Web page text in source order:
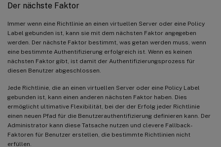
Der nächste Faktor
Immer wenn eine Richtlinie an einen virtuellen Server oder eine Policy
Label gebunden ist, kann sie mit dem nächsten Faktor angegeben
werden. Der nächste Faktor bestimmt, was getan werden muss, wenn
eine bestimmte Authentifizierung erfolgreich ist. Wenn es keinen
nächsten Faktor gibt, ist damit der Authentifizierungsprozess für
diesen Benutzer abgeschlossen.
Jede Richtlinie, die an einen virtuellen Server oder eine Policy Label
gebunden ist, kann einen anderen nächsten Faktor haben. Dies
ermöglicht ultimative Flexibilität, bei der der Erfolg jeder Richtlinie
einen neuen Pfad für die Benutzerauthentifizierung definieren kann. Der
Administrator kann diese Tatsache nutzen und clevere Fallback-
Faktoren für Benutzer erstellen, die bestimmte Richtlinien nicht
erfüllen.